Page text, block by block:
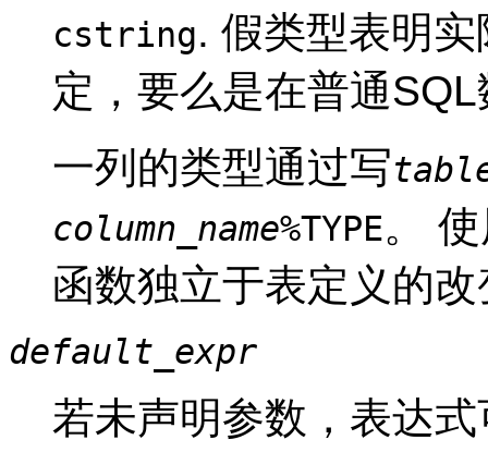
cstring. 假类型表明
定，要么是在普通
一列的类型通过写
column_name%TYPE。
函数独立于表定义的改
default_expr
若未声明参数，表达